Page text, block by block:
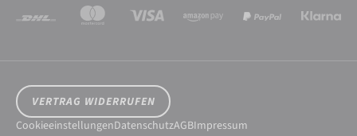
VERTRAG WIDERRUFEN
CookieeinstellungenDatenschutzAGBImpressum